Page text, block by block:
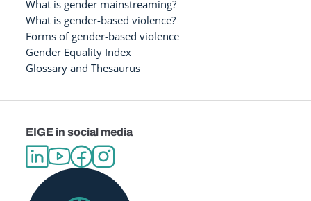
What is gender mainstreaming?
What is gender-based violence?
Forms of gender-based violence
Gender Equality Index
Glossary and Thesaurus
EIGE in social media